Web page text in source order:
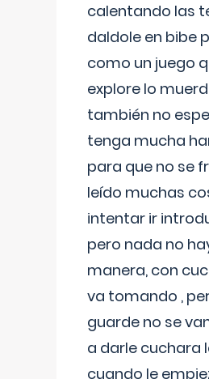
calentando las
daldole en bibe
como un juego
explore lo
también no
tenga mucha
para que no se
leído muchas
intentar ir
pero nada no
manera, con
va tomando ,
guarde no se
a darle cuchara
cuando le